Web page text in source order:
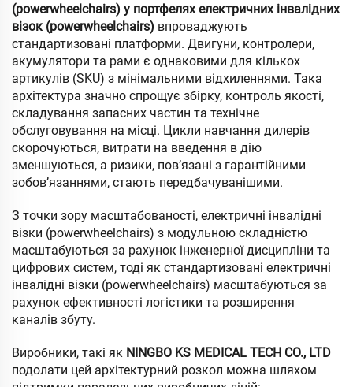
(powerwheelchairs) у портфелях електричних інвалідних
візок (powerwheelchairs) впроваджують
стандартизовані платформи. Двигуни, контролери,
акумулятори та рами є однаковими для кількох
артикулів (SKU) з мінімальними відхиленнями. Така
архітектура значно спрощує збірку, контроль якості,
складування запасних частин та технічне
обслуговування на місці. Цикли навчання дилерів
скорочуються, витрати на введення в дію
зменшуються, а ризики, пов’язані з гарантійними
зобов’язаннями, стають передбачуванішими.
З точки зору масштабованості, електричні інвалідні
візки (powerwheelchairs) з модульною складністю
масштабуються за рахунок інженерної дисципліни та
цифрових систем, тоді як стандартизовані електричні
інвалідні візки (powerwheelchairs) масштабуються за
рахунок ефективності логістики та розширення
каналів збуту.
Виробники, такі як NINGBO KS MEDICAL TECH CO., LTD
подолати цей архітектурний розкол можна шляхом